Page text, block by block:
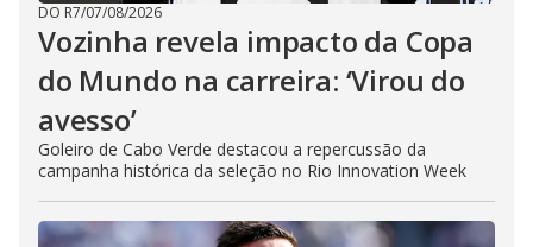
DO R7/07/08/2026
Vozinha revela impacto da Copa
do Mundo na carreira: ‘Virou do
avesso’
Goleiro de Cabo Verde destacou a repercussão da
campanha histórica da seleção no Rio Innovation Week